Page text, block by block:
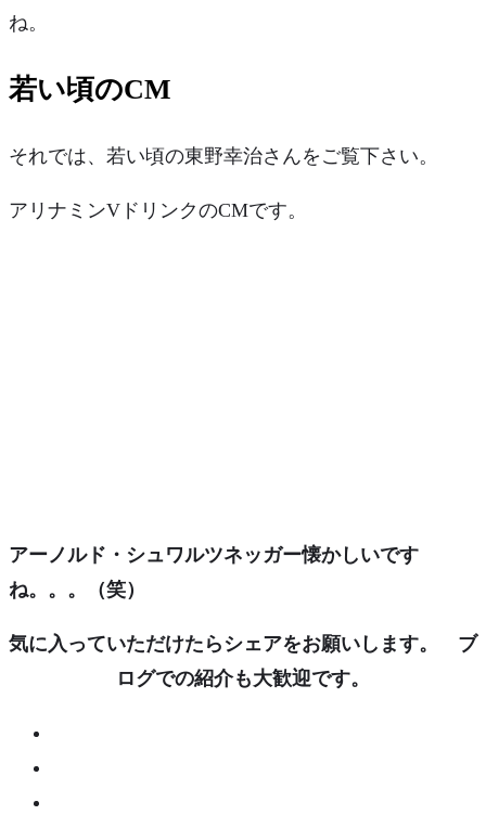
ね。
若い頃のCM
それでは、若い頃の東野幸治さんをご覧下さい。
アリナミンVドリンクのCMです。
アーノルド・シュワルツネッガー懐かしいです
ね。。。（笑）
気に入っていただけたらシェアをお願いします。 ブ
ログでの紹介も大歓迎です。